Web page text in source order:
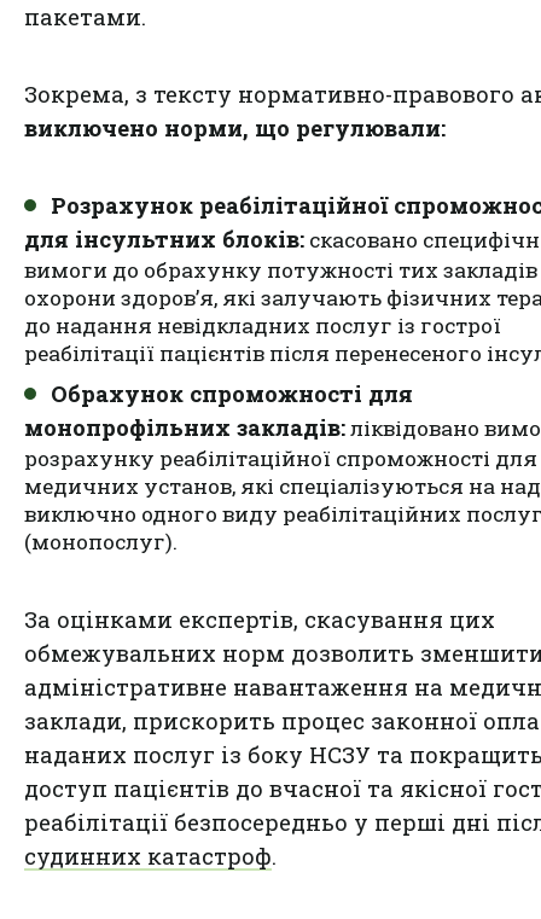
пакетами.
Зокрема, з тексту нормативно-правового
виключено норми, що регулювали:
Розрахунок реабілітаційної
для інсультних блоків: скасовано
вимоги до обрахунку потужності тих закладів
охорони здоровʼя, які залучають фізичних
до надання невідкладних послуг із гострої
реабілітації пацієнтів після перенесеного
Обрахунок спроможності для
монопрофільних закладів:ліквідовано
розрахунку реабілітаційної спроможності для
медичних установ, які спеціалізуються на
виключно одного виду реабілітаційних
(монопослуг).
За оцінками експертів, скасування цих
обмежувальних норм дозволить
адміністративне навантаження на
заклади, прискорить процес законної
наданих послуг із боку НСЗУ та
доступ пацієнтів до вчасної та якісної
реабілітації безпосередньо у перші дні
судинних катастроф.